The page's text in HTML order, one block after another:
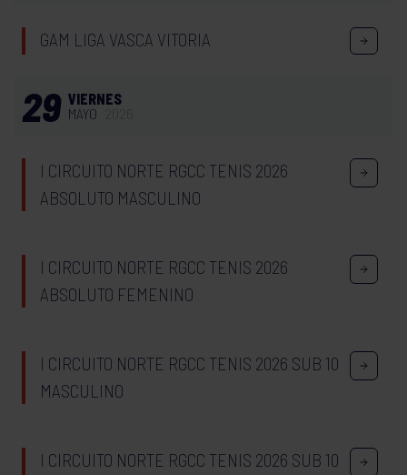
GAM LIGA VASCA VITORIA
29 VIERNES
MAYO
I CIRCUITO NORTE RGCC TENIS 2026
ABSOLUTO MASCULINO
I CIRCUITO NORTE RGCC TENIS 2026
ABSOLUTO FEMENINO
I CIRCUITO NORTE RGCC TENIS 2026 SUB 10
MASCULINO
I CIRCUITO NORTE RGCC TENIS 2026 SUB 10